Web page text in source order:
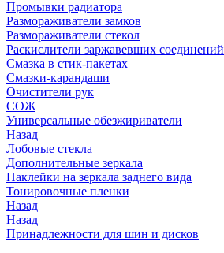
Промывки радиатора
Размораживатели замков
Размораживатели стекол
Раскислители заржавевших соединений
Смазка в стик-пакетах
Смазки-карандаши
Очистители рук
СОЖ
Универсальные обезжириватели
Назад
Лобовые стекла
Дополнительные зеркала
Наклейки на зеркала заднего вида
Тонировочные пленки
Назад
Назад
Принадлежности для шин и дисков